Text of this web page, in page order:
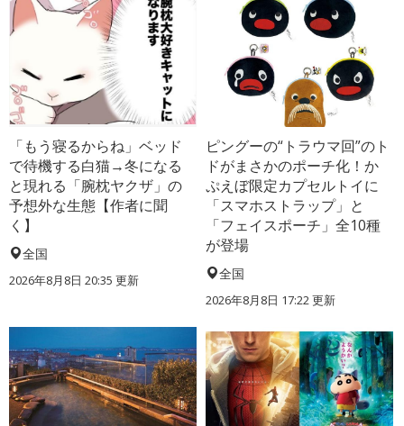
「もう寝るからね」ベッド
で待機する白猫→冬になる
と現れる「腕枕ヤクザ」の
予想外な生態【作者に聞
く】
全国
2026年8月8日 20:35 更新
ピングーの“トラウマ回”のト
ドがまさかのポーチ化！か
ぷえぼ限定カプセルトイに
「スマホストラップ」と
「フェイスポーチ」全10種
が登場
全国
2026年8月8日 17:22更新